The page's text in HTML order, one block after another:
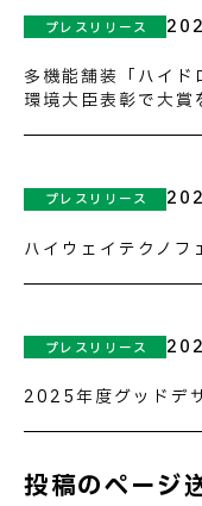
プレスリリース
多機能舗装「ハイド
環境大臣表彰で大賞
プレスリリース
ハイウェイテクノ
プレスリリース
2025年度グッドデ
投稿のページ